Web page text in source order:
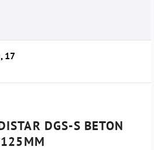
17
DGS-S BETON
125MM